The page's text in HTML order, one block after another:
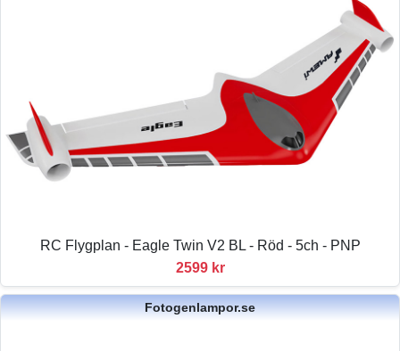
RC Flygplan - Eagle Twin V2 BL - Röd - 5ch - PNP
2599 kr
Fotogenlampor.se